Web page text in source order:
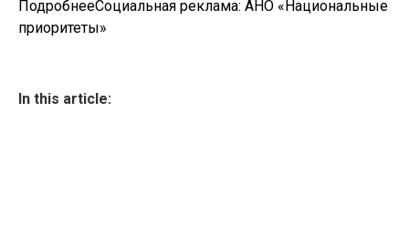
ПодробнееСоциальная реклама: АНО «Национальные
приоритеты»
In this article: